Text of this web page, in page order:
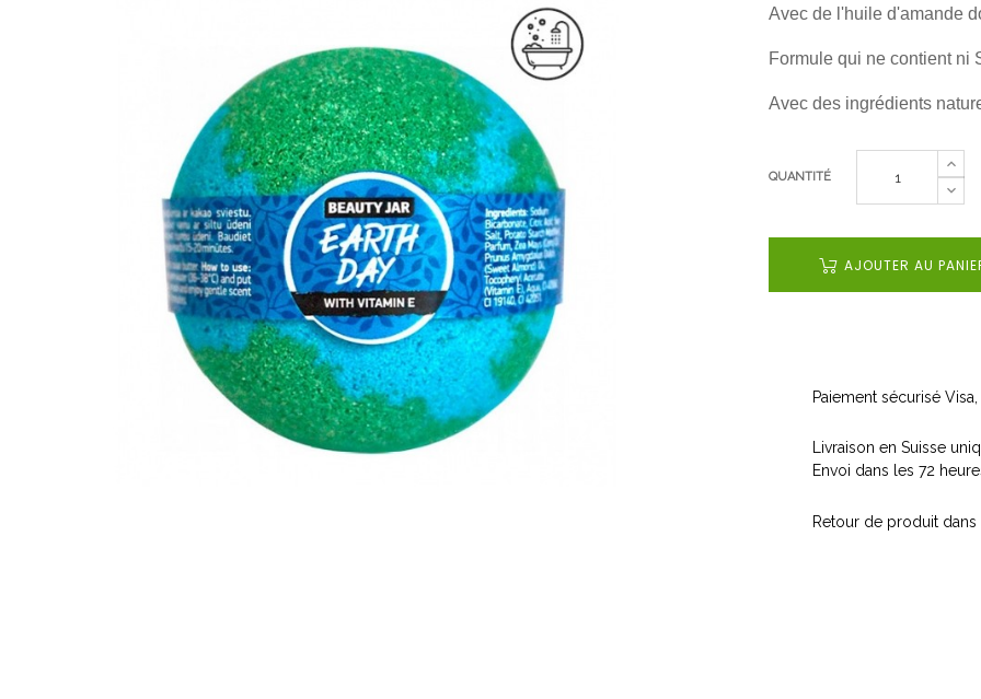
Avec de l'huile d'amande
Formule qui ne contient ni
Avec des ingrédients
QUANTITÉ
AJOUTER AU
Paiement sécurisé
Livraison en Suisse
Envoi dans les 72
Retour de produit dans